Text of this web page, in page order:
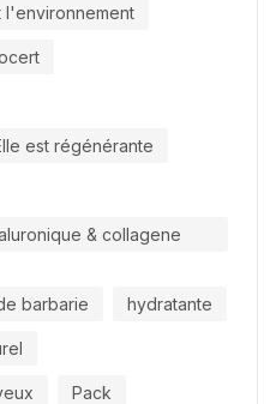
est régénérante
& collagene
barbarie
hydratante
Pack